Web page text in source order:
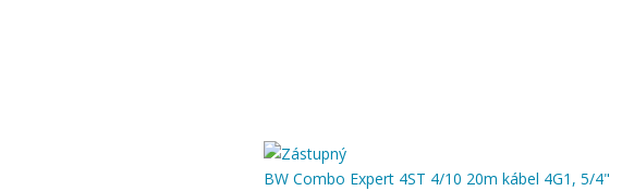
BW Combo Expert 4ST 4/10 20m kábel 4G1, 5/4"